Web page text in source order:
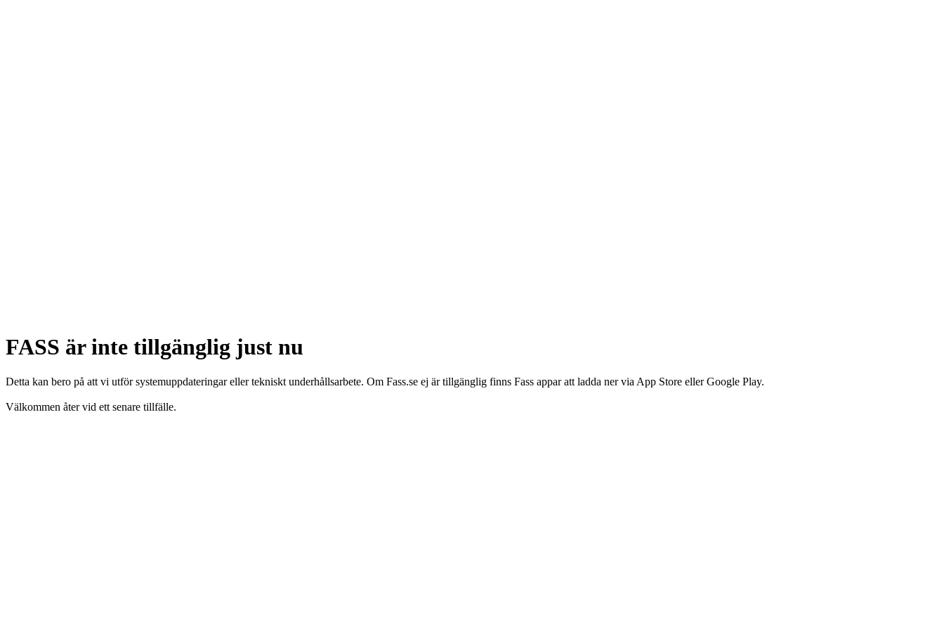
FASS är inte tillgänglig just nu
Detta kan bero på att vi utför systemuppdateringar eller tekniskt underhållsarbete. Om Fass.se ej är tillgänglig finns Fass appar att ladda ner via App Store eller Google Play.
Välkommen åter vid ett senare tillfälle.